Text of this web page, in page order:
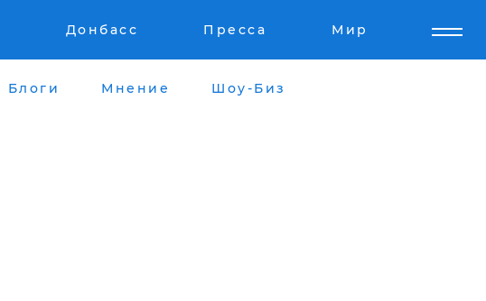
Донбасс Пресса Мир
Блоги Мнение Шоу-Биз